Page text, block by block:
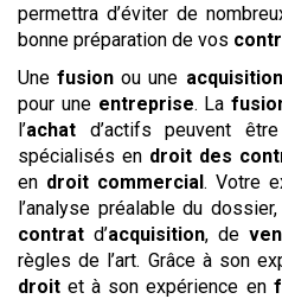
permettra d’éviter de
bonne préparation de vos
Unefusion ou une acquisition
pour une entreprise. La
l’achat d’actifs peuvent
spécialisés en droit des
en droit commercial. Votre
l’analyse préalable du
contrat d’acquisition, de
règles de l’art. Grâce à son
droit et à son expérience en